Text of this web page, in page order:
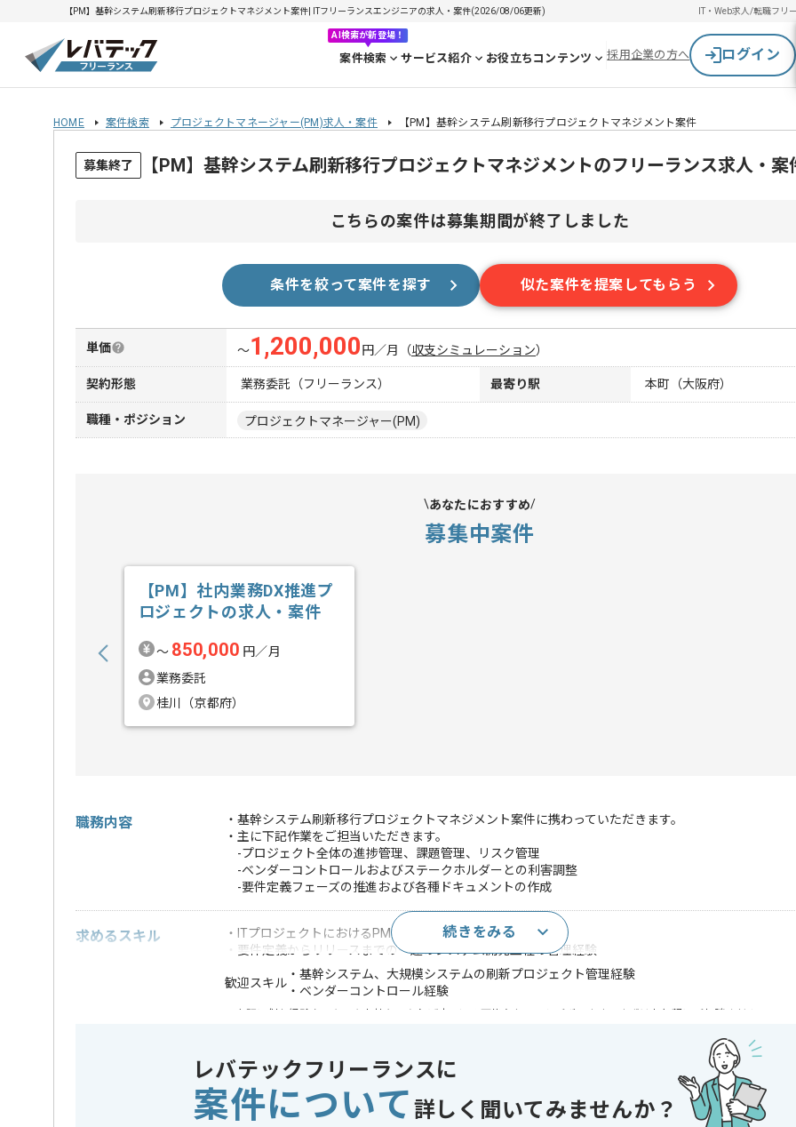
【PM】基幹システム刷新移行プロジェクトマネジメント案件| ITフリーランスエンジニアの求人・案件(2026/08/06更新) IT・Web求人/転職フリ
AI検索が新登場！
案件検索 サービス紹介 お役立ちコンテンツ 採用企業の方へ ログイン
HOME 案件検索 プロジェクトマネージャー(PM)求人・案件 【PM】基幹システム刷新移行プロジェクトマネジメント案件
募集終了 【PM】基幹システム刷新移行プロジェクトマネジメントのフリーランス求人・案
こちらの案件は募集期間が終了しました
条件を絞って案件を探す 似た案件を提案してもらう
単価 〜1,200,000 円／月 （収支シミュレーション）
契約形態 業務委託（フリーランス） 最寄り駅 本町（大阪府）
職種・ポジション プロジェクトマネージャー(PM)
あなたにおすすめ
募集中案件
【PM】社内業務DX推進プ
ロジェクトの求人・案件
〜 850,000 円／月
業務委託
桂川（京都府）
職務内容
・基幹システム刷新移行プロジェクトマネジメント案件に携わっていただきます。
・主に下記作業をご担当いただきます。
-プロジェクト全体の進捗管理、課題管理、リスク管理
-ベンダーコントロールおよびステークホルダーとの利害調整
-要件定義フェーズの推進および各種ドキュメントの作成
求めるスキル
・ITプロジェクトにおけるPM実務経験
・要件定義からリリースまでの一連のシステム開発工程の管理経験
歓迎スキル
・基幹システム、大規模システムの刷新プロジェクト管理経験
・ベンダーコントロール経験
この案件のポイント 業務内容
ベンダーコントロール
担当領域/システム
基幹業務システム
特徴
20代活躍中 , 30代活躍中 , 長期プロジェクト , 新技術に積極的 , 40代活躍中 , BtoB
続きをみる
レバテックフリーランスに
案件について 詳しく聞いてみませんか？